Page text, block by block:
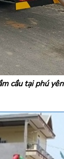
cầu tại phú yên